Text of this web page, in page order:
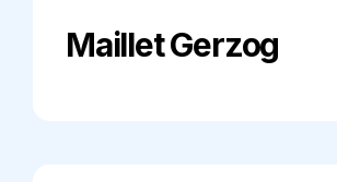
Maillet Gerzog